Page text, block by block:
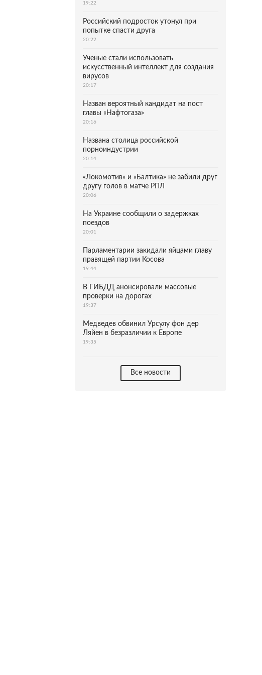
19:22
Российский подросток утонул при
попытке спасти друга
20:22
Ученые стали использовать
искусственный интеллект для создания
вирусов
20:17
Назван вероятный кандидат на пост
главы «Нафтогаза»
20:16
Названа столица российской
порноиндустрии
20:14
«Локомотив» и «Балтика» не забили друг
другу голов в матче РПЛ
20:06
На Украине сообщили о задержках
поездов
20:01
Парламентарии закидали яйцами главу
правящей партии Косова
19:44
В ГИБДД анонсировали массовые
проверки на дорогах
19:37
Медведев обвинил Урсулу фон дер
Ляйен в безразличии к Европе
19:35
Все новости